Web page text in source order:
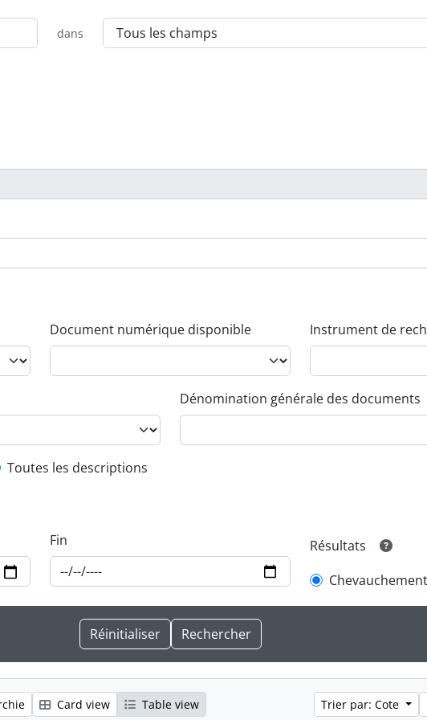
dans
Document numérique disponible Instrument de
Dénomination générale des documents
Toutes les descriptions
Fin
Résultats
Chevauchement
Card view Table view Trier par: Cote